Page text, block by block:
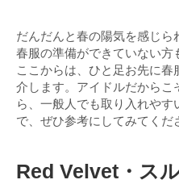
だんだんと春の陽気を感じ
春服の準備ができていない方
ここからは、ひと足お先に
介します。アイドルだから
ら、一般人でも取り入れや
で、ぜひ参考にしてみてくだ
Red Velvet・ス